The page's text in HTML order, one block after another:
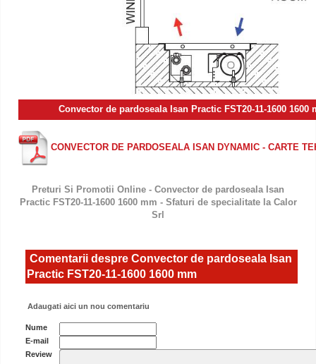
Convector de pardoseala Isan Practic FST20-11-1600 1600
CONVECTOR DE PARDOSEALA ISAN DYNAMIC - CARTE
Preturi Si Promotii Online - Convector de pardoseala Isan
Practic FST20-11-1600 1600 mm - Sfaturi de specialitate la Calor
Srl
Comentarii despre Convector de pardoseala Isan
Practic FST20-11-1600 1600 mm
Adaugati aici un nou comentariu
Nume
E-mail
Review